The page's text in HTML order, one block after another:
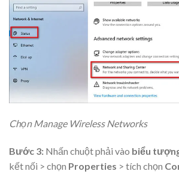
Chọn Manage Wireless Networks
Bước 3: Nhấn chuột phải vào biểu
kết nối > chọn Properties > tích chọn